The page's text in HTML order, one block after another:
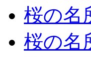
桜の名
桜の名